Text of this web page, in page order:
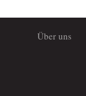
Über uns